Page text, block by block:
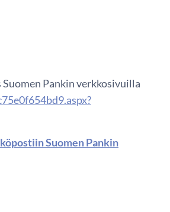
Pankin verkkosivuilla
Suomen Pankin